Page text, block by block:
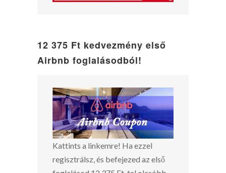
12 375 Ft kedvezmény első
Airbnb foglalásodból!
Kattints a linkemre! Ha ezzel
regisztrálsz, és befejezed az első